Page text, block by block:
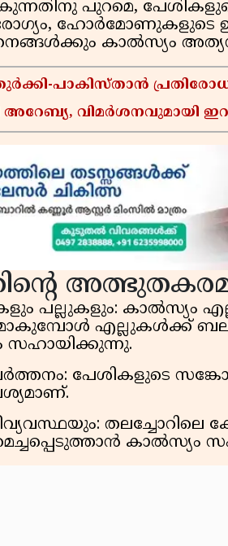
പുറമെ,
ഹോർമോണുകളുടെ
കാൽസ്യം
പാകിസ്താൻ
അറേബ്യ, വിമർശനവുമായി
പല്ലുകളും: കാൽസ്യം
എല്ലുകൾക്ക്
സഹായിക്കുന്നു.
പേശികളുടെ
തലച്ചോറിലെ
കാൽസ്യം